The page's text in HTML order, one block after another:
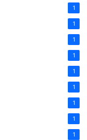
1
1
1
1
1
1
1
1
1